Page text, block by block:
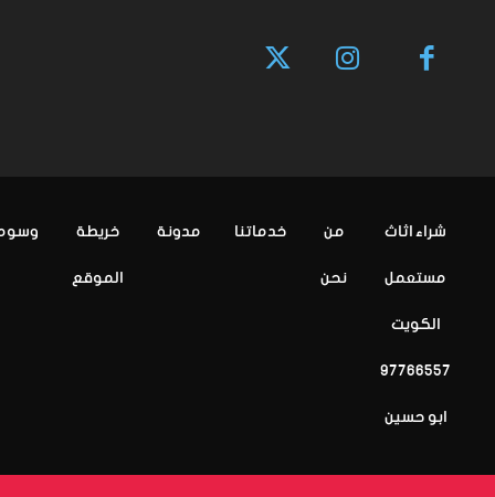
شراء اثاث
مستعمل
الكويت
97766557
ابو حسين
من
نحن
خدماتنا مدونة خريطة
الموقع